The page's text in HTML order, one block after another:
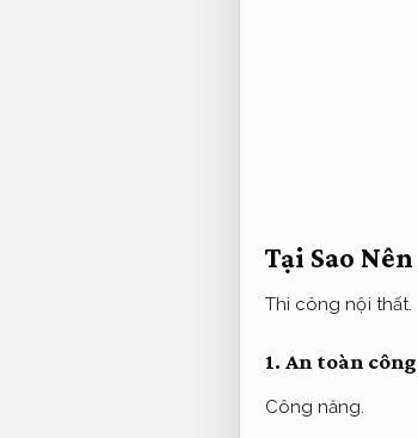
Tại Sao
Thi công nội thất.
1. An toàn
Công năng.